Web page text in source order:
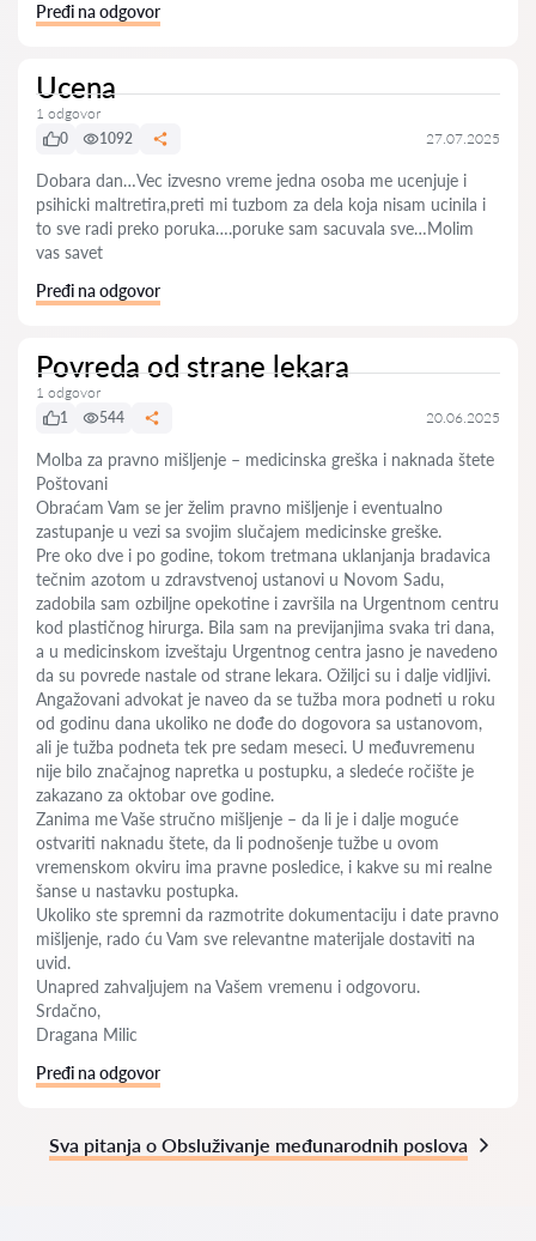
Pređi na odgovor
Ucena
1 odgovor
0
1092 27.07.2025
Dobara dan…Vec izvesno vreme jedna osoba me ucenjuje i
psihicki maltretira,preti mi tuzbom za dela koja nisam ucinila i
to sve radi preko poruka….poruke sam sacuvala sve…Molim
vas savet
Pređi na odgovor
Povreda od strane lekara
1 odgovor
1
544 20.06.2025
Molba za pravno mišljenje – medicinska greška i naknada štete
Poštovani
Obraćam Vam se jer želim pravno mišljenje i eventualno
zastupanje u vezi sa svojim slučajem medicinske greške.
Pre oko dve i po godine, tokom tretmana uklanjanja bradavica
tečnim azotom u zdravstvenoj ustanovi u Novom Sadu,
zadobila sam ozbiljne opekotine i završila na Urgentnom centru
kod plastičnog hirurga. Bila sam na previjanjima svaka tri dana,
a u medicinskom izveštaju Urgentnog centra jasno je navedeno
da su povrede nastale od strane lekara. Ožiljci su i dalje vidljivi.
Angažovani advokat je naveo da se tužba mora podneti u roku
od godinu dana ukoliko ne dođe do dogovora sa ustanovom,
ali je tužba podneta tek pre sedam meseci. U međuvremenu
nije bilo značajnog napretka u postupku, a sledeće ročište je
zakazano za oktobar ove godine.
Zanima me Vaše stručno mišljenje – da li je i dalje moguće
ostvariti naknadu štete, da li podnošenje tužbe u ovom
vremenskom okviru ima pravne posledice, i kakve su mi realne
šanse u nastavku postupka.
Ukoliko ste spremni da razmotrite dokumentaciju i date pravno
mišljenje, rado ću Vam sve relevantne materijale dostaviti na
uvid.
Unapred zahvaljujem na Vašem vremenu i odgovoru.
Srdačno,
Dragana Milic
Pređi na odgovor
Sva pitanja o Obsluživanje međunarodnih poslova